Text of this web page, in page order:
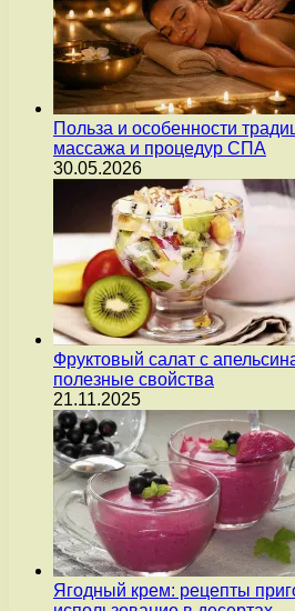
Польза и особенности
массажа и процедур СПА
30.05.2026
Фруктовый салат с
полезные свойства
21.11.2025
Ягодный крем: рецепты